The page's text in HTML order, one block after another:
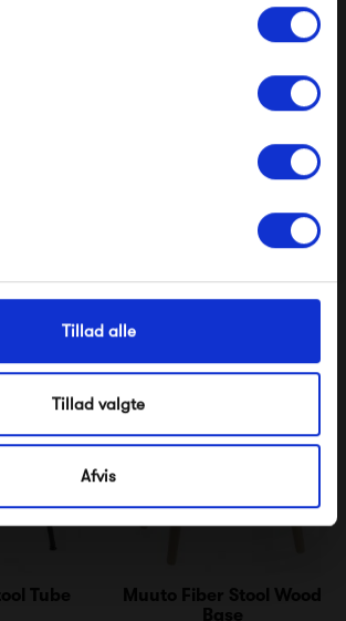
Tillad alle
Tillad valgte
Afvis
2 250,00 kr
Tube
Muuto Fiber Stool Wood
Base
dig accepterer du at modtage e-